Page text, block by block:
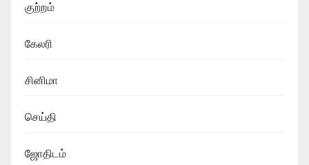
குற்றம்
கேலரி
சினிமா
செய்தி
ஜோதிடம்